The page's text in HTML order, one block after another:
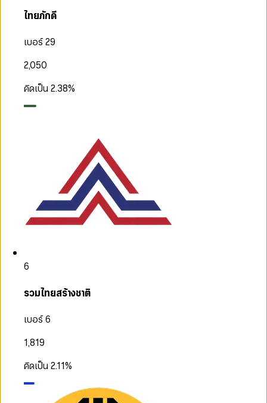
ไทยภักดี
เบอร์ 29
2,050
คิดเป็น2.38%
6
รวมไทยสร้างชาติ
เบอร์ 6
1,819
คิดเป็น2.11%